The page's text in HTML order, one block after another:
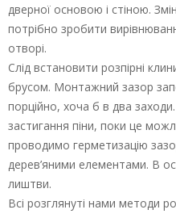
дверної основою і стіною.
потрібно зробити
отворі.
Слід встановити розпірні
брусом. Монтажний зазор
порційно, хоча б в два
застигання піни, поки це
проводимо герметизацію
дерев’яними елементами. В
лиштви.
Всі розглянуті нами методи